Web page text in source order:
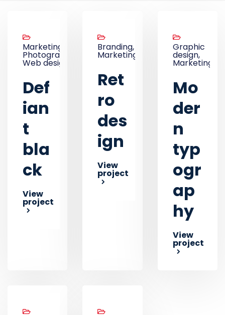
Marketing,
Photography,
Web design
Def
ian
t
bla
ck
View
project
Branding,
Marketing
Ret
ro
des
ign
View
project
Graphic
design,
Marketing
Mo
der
n
typ
ogr
ap
hy
View
project